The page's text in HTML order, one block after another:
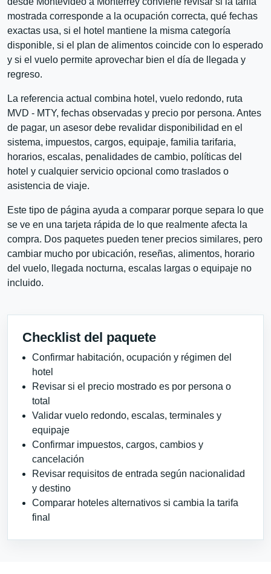
mostrada corresponde a la ocupación correcta, qué fechas
exactas usa, si el hotel mantiene la misma categoría
disponible, si el plan de alimentos coincide con lo esperado
y si el vuelo permite aprovechar bien el día de llegada y
regreso.
La referencia actual combina hotel, vuelo redondo, ruta
MVD - MTY, fechas observadas y precio por persona. Antes
de pagar, un asesor debe revalidar disponibilidad en el
sistema, impuestos, cargos, equipaje, familia tarifaria,
horarios, escalas, penalidades de cambio, políticas del
hotel y cualquier servicio opcional como traslados o
asistencia de viaje.
Este tipo de página ayuda a comparar porque separa lo que
se ve en una tarjeta rápida de lo que realmente afecta la
compra. Dos paquetes pueden tener precios similares, pero
cambiar mucho por ubicación, reseñas, alimentos, horario
del vuelo, llegada nocturna, escalas largas o equipaje no
incluido.
Checklist del paquete
Confirmar habitación, ocupación y régimen del
hotel
Revisar si el precio mostrado es por persona o
total
Validar vuelo redondo, escalas, terminales y
equipaje
Confirmar impuestos, cargos, cambios y
cancelación
Revisar requisitos de entrada según nacionalidad
y destino
Comparar hoteles alternativos si cambia la tarifa
final